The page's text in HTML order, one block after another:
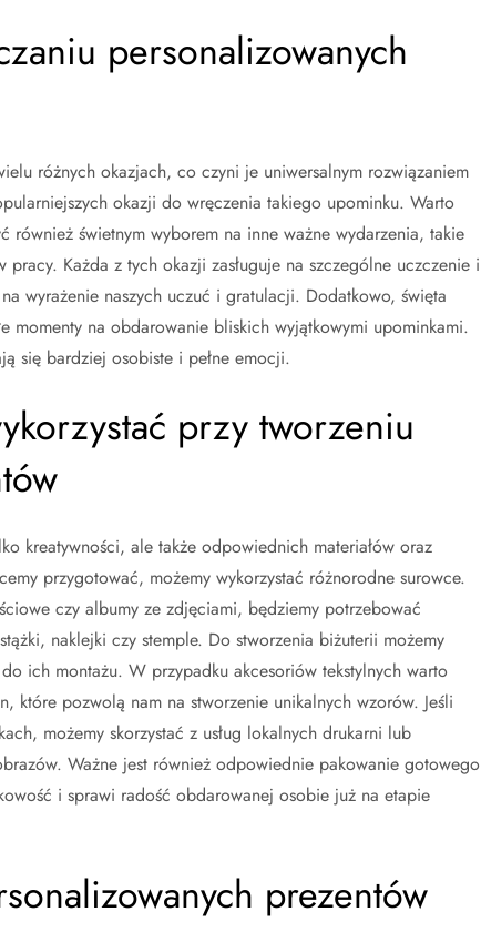
personalizowanych
różnych okazjach, co czyni je uniwersalnym rozwiązaniem
okazji do wręczenia takiego upominku. Warto
świetnym wyborem na inne ważne wydarzenia, takie
Każda z tych okazji zasługuje na szczególne uczczenie i
wyrażenie naszych uczuć i gratulacji. Dodatkowo, święta
momenty na obdarowanie bliskich wyjątkowymi upominkami.
się bardziej osobiste i pełne emocji.
przy tworzeniu
kreatywności, ale także odpowiednich materiałów oraz
przygotować, możemy wykorzystać różnorodne surowce.
czy albumy ze zdjęciami, będziemy potrzebować
naklejki czy stemple. Do stworzenia biżuterii możemy
ich montażu. W przypadku akcesoriów tekstylnych warto
które pozwolą nam na stworzenie unikalnych wzorów. Jeśli
możemy skorzystać z usług lokalnych drukarni lub
Ważne jest również odpowiednie pakowanie gotowego
i sprawi radość obdarowanej osobie już na etapie
prezentów